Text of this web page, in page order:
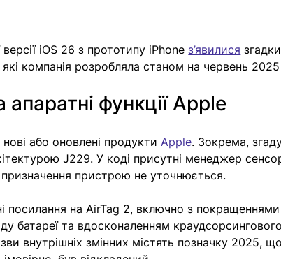
iOS 26 з прототипу iPhone з’явилися
які компанія розробляла станом на червень
функції Apple
або оновлені продукти Apple. Зокрема,
J229. У коді присутні менеджер
пристрою не уточнюється.
посилання на AirTag 2, включно з
батареї та вдосконаленням
внутрішніх змінних містять позначку 2025,